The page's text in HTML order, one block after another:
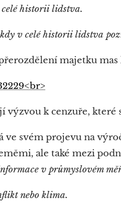
celé historii lidstva.
v celé historii lidstva
majetku
výzvou k cenzuře, které
ve svém projevu na
ale také mezi
v průmyslovém
nebo klima.